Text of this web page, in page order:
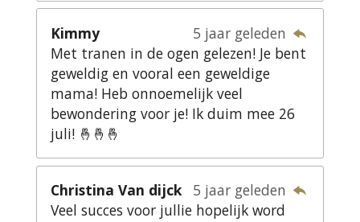
Kimmy
5 jaar geleden
Met tranen in de ogen gelezen! Je bent
geweldig en vooral een geweldige
mama! Heb onnoemelijk veel
bewondering voor je! Ik duim mee 26
juli! 🤞🤞🤞
Christina Van dijck
5 jaar geleden
Veel succes voor jullie hopelijk word